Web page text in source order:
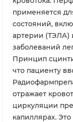
применяется
состояний,
артерии (ТЭЛА)
заболеваний
Принцип
что пациенту
отражает
циркуляции
капиллярах.